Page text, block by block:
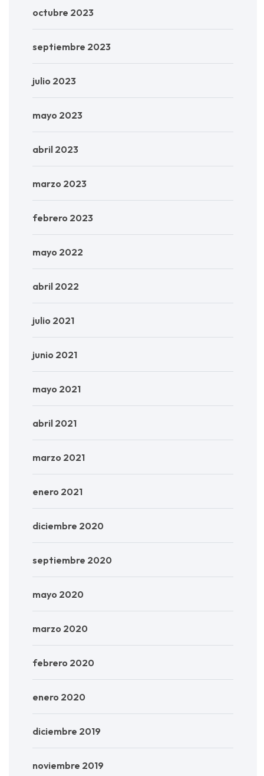
octubre 2023
septiembre 2023
julio 2023
mayo 2023
abril 2023
marzo 2023
febrero 2023
mayo 2022
abril 2022
julio 2021
junio 2021
mayo 2021
abril 2021
marzo 2021
enero 2021
diciembre 2020
septiembre 2020
mayo 2020
marzo 2020
febrero 2020
enero 2020
diciembre 2019
noviembre 2019